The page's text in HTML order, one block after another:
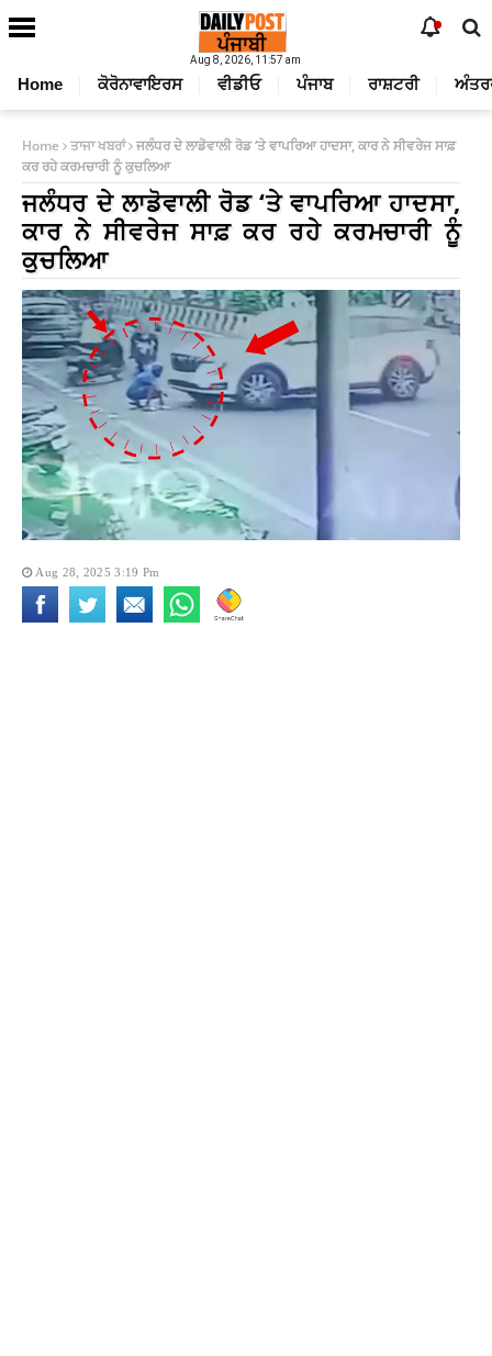
Aug 8, 2026, 11:57 am
Home ਕੋਰੋਨਾਵਾਇਰਸ ਵੀਡੀਓ ਪੰਜਾਬ ਰਾਸ਼ਟਰੀ
Home ਤਾਜਾ ਖਬਰਾਂ ਜਲੰਧਰ ਦੇ ਲਾਡੋਵਾਲੀ ਰੋਡ ‘ਤੇ ਵਾਪਰਿਆ ਹਾਦਸਾ, ਕਾਰ ਨੇ ਸੀਵਰੇਜ ਸਾਫ਼
ਕਰ ਰਹੇ ਕਰਮਚਾਰੀ ਨੂੰ ਕੁਚਲਿਆ
ਜਲੰਧਰ ਦੇ ਲਾਡੋਵਾਲੀ ਰੋਡ ‘ਤੇ ਵਾਪਰਿਆ ਹਾਦਸਾ,
ਕਾਰ ਨੇ ਸੀਵਰੇਜ ਸਾਫ਼ ਕਰ ਰਹੇ ਕਰਮਚਾਰੀ ਨੂੰ
ਕੁਚਲਿਆ
Aug 28, 2025 3:19 Pm